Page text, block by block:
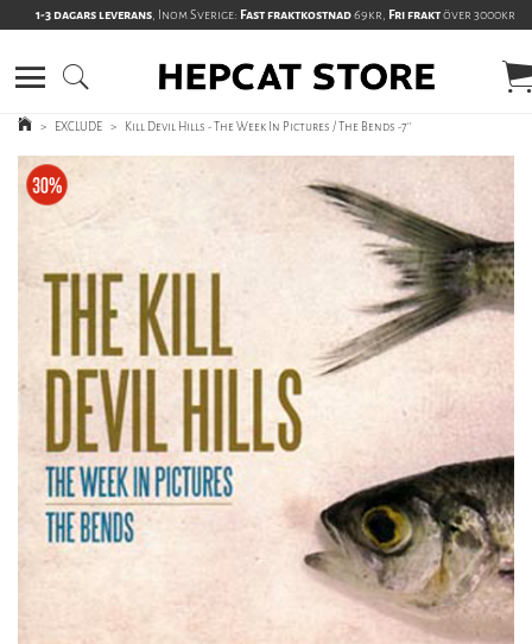
1-3 dagars leverans, Inom Sverige: Fast fraktkostnad69kr, Fri fraktöver 3000kr
> EXCLUDE > Kill Devil Hills - The Week In Pictures / The Bends -7''